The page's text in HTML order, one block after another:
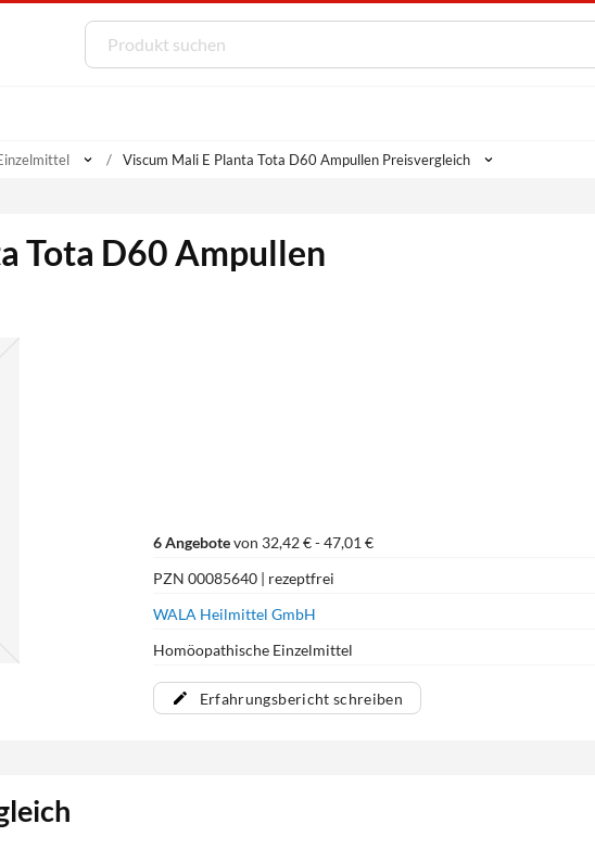
Viscum Mali E Planta Tota D60 Ampullen Preisvergleich
Tota D60 Ampullen
6 Angebotevon 32,42 € - 47,01 €
PZN 00085640 | rezeptfrei
WALA Heilmittel GmbH
Homöopathische Einzelmittel
Erfahrungsbericht schreiben